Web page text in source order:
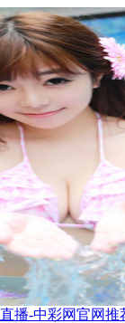
播-中彩网官网推